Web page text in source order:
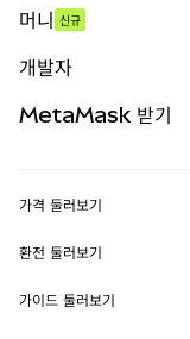
무기한 선물
실물자산
머니 신규
개발자
MetaMask Connect
Snaps
MetaMask 받기
보안
가격 둘러보기
이더리움 가격
솔라나 가격
환전 둘러보기
ETH를 USD로 환전
가이드 둘러보기